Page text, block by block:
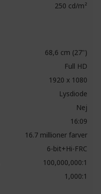
250 cd/m²
68,6 cm (27")
Full HD
1920 x 1080
Lysdiode
Nej
16:09
16.7 millioner farver
6-bit+Hi-FRC
100,000,000:1
1,000:1